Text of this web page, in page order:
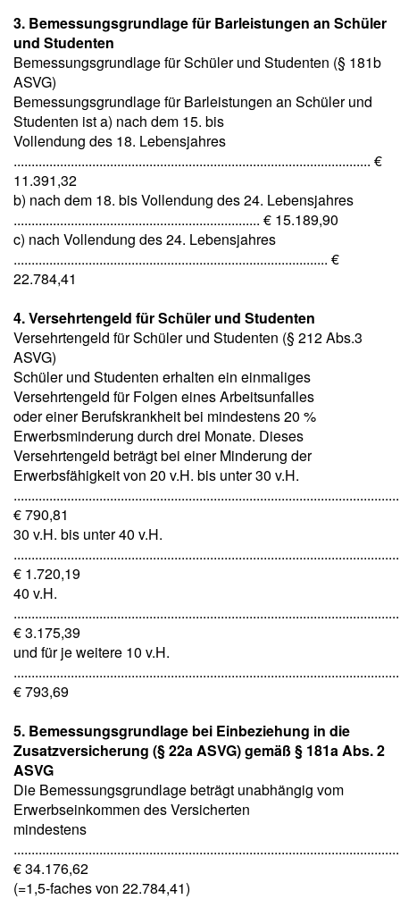
3. Bemessungsgrundlage für Barleistungen an Schüler
und Studenten
Bemessungsgrundlage für Schüler und Studenten (§ 181b
ASVG)
Bemessungsgrundlage für Barleistungen an Schüler und
Studenten ist a) nach dem 15. bis
Vollendung des 18. Lebensjahres
.................................................................................................... €
11.391,32
b) nach dem 18. bis Vollendung des 24. Lebensjahres
..................................................................... € 15.189,90
c) nach Vollendung des 24. Lebensjahres
........................................................................................ €
22.784,41
4. Versehrtengeld für Schüler und Studenten
Versehrtengeld für Schüler und Studenten (§ 212 Abs.3
ASVG)
Schüler und Studenten erhalten ein einmaliges
Versehrtengeld für Folgen eines Arbeitsunfalles
oder einer Berufskrankheit bei mindestens 20 %
Erwerbsminderung durch drei Monate. Dieses
Versehrtengeld beträgt bei einer Minderung der
Erwerbsfähigkeit von 20 v.H. bis unter 30 v.H.
€ 790,81
30 v.H. bis unter 40 v.H.
€ 1.720,19
40 v.H.
€ 3.175,39
und für je weitere 10 v.H.
€ 793,69
5. Bemessungsgrundlage bei Einbeziehung in die
Zusatzversicherung (§ 22a ASVG) gemäß § 181a Abs. 2
ASVG
Die Bemessungsgrundlage beträgt unabhängig vom
Erwerbseinkommen des Versicherten
mindestens
€ 34.176,62
(=1,5-faches von 22.784,41)